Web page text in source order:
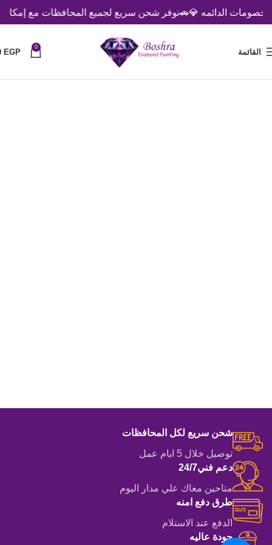
🚗نوفر شحن سريع لجميع المحافظات مع إمكانيةالدائمه 💎
القائمة
0
EGP
شحن سريع لكل المحافظات
توصيل خلال 5 ايام عمل
دعم فني24/7
متاحين معاك علي مدار اليوم
طرق دفع امنه
الدفع عند الاستلام
جودة عاليه